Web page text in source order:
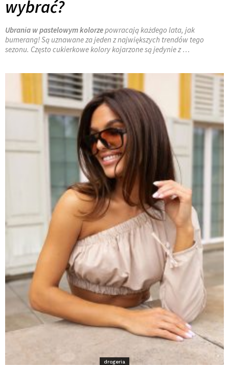
wybrać?
Ubrania w pastelowym kolorzepowracają każdego lata, jak
bumerang! Są uznawane za jeden z największych trendów tego
sezonu. Często cukierkowe kolory kojarzone są jedynie z …
drogeria